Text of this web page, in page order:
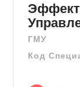
ГМУ
Код